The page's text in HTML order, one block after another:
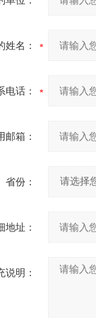
姓名：
电话：
邮箱：
省份：
地址：
说明：